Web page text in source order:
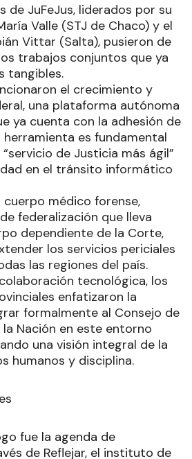
de JuFeJus, liderados por su
Valle (STJ de Chaco) y el
Vittar (Salta), pusieron de
trabajos conjuntos que ya
tangibles.
el crecimiento y
una plataforma autónoma
ya cuenta con la adhesión de
herramienta es fundamental
de Justicia más ágil”
en el tránsito informático
médico forense,
federalización que lleva
dependiente de la Corte,
los servicios periciales
las regiones del país.
tecnológica, los
enfatizaron la
formalmente al Consejo de
Nación en este entorno
una visión integral de la
humanos y disciplina.
fue la agenda de
de Reflejar, el instituto de